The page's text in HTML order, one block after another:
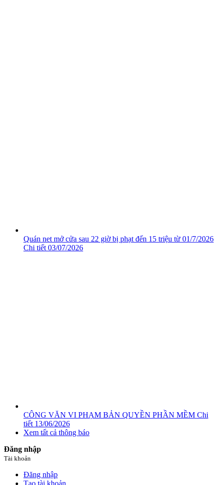
Quán net mở cửa sau 22 giờ bị phạt đến 15 triệu từ 01/7/2026
Chi tiết 03/07/2026
CÔNG VĂN VI PHẠM BẢN QUYỀN PHẦN MỀM Chi
tiết 13/06/2026
Xem tất cả thông báo
Đăng nhập
Tài khoản
Đăng nhập
Tạo tài khoản